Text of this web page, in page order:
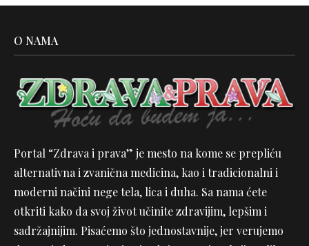
O NAMA
Portal “Zdrava i prava” je mesto na kome se prepliću
alternativna i zvanična medicina, kao i tradicionalni i
moderni načini nege tela, lica i duha. Sa nama ćete
otkriti kako da svoj život učinite zdravijim, lepšim i
sadržajnijim. Pisaćemo što jednostavnije, jer verujemo